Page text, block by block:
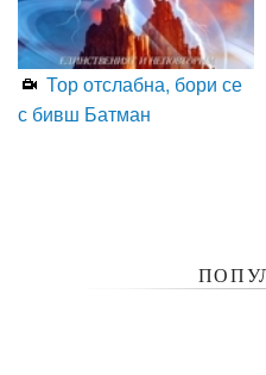
Тор отслабна, бори се
с бивш Батман